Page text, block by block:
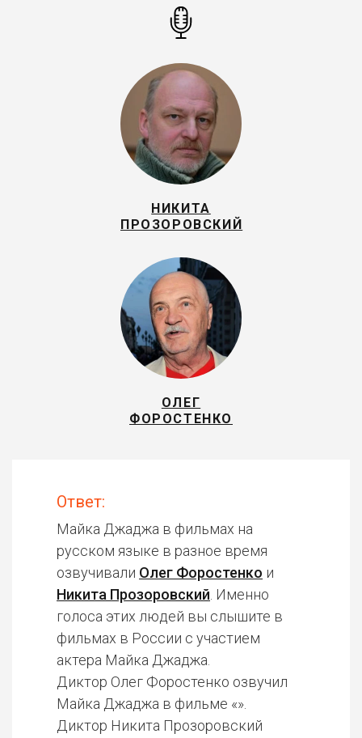
НИКИТА
ПРОЗОРОВСКИЙ
ОЛЕГ
ФОРОСТЕНКО
Ответ:
Майка Джаджа в фильмах на
русском языке в разное время
озвучивали Олег Форостенко и
Никита Прозоровский . Именно
голоса этих людей вы слышите в
фильмах в России с участием
актера Майка Джаджа.
Диктор Олег Форостенко озвучил
Майка Джаджа в фильме «».
Диктор Никита Прозоровский